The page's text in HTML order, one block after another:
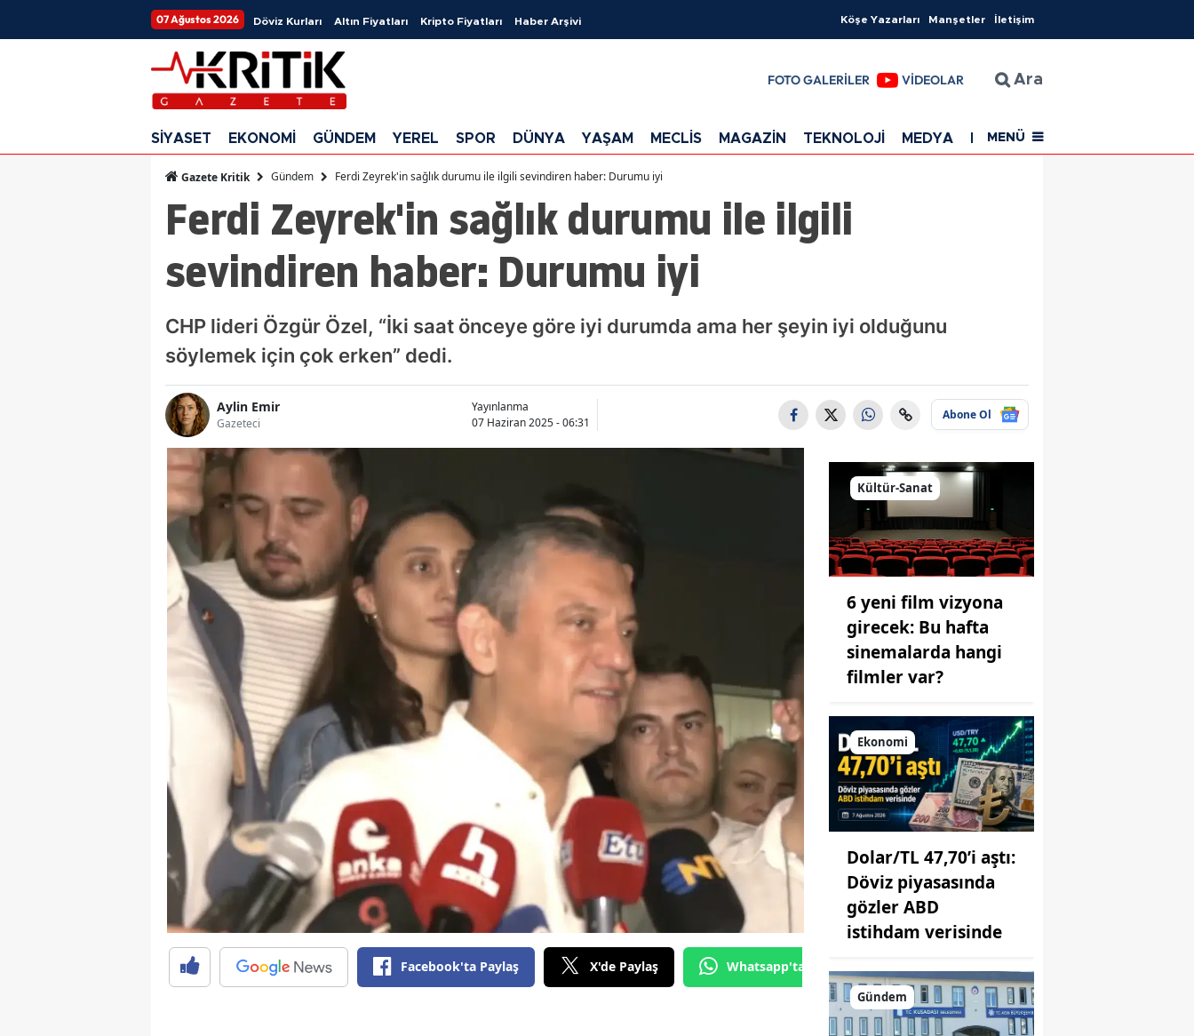
07 Ağustos 2026 Döviz Kurları Altın Fiyatları Kripto Fiyatları Haber Arşivi Köşe Yazarları Manşetler İletişim
FOTO GALERİLER VİDEOLAR Ara
SİYASET EKONOMİ GÜNDEM YEREL SPOR DÜNYA YAŞAM MECLİS MAGAZİN TEKNOLOJİ MEDYA EĞİTİM SAĞLIK
MENÜ
Gazete Kritik Gündem Ferdi Zeyrek'in sağlık durumu ile ilgili sevindiren haber: Durumu iyi
Ferdi Zeyrek'in sağlık durumu ile ilgili
sevindiren haber: Durumu iyi
CHP lideri Özgür Özel, “İki saat önceye göre iyi durumda ama her şeyin iyi olduğunu
söylemek için çok erken” dedi.
Aylin Emir
Gazeteci
Yayınlanma
07 Haziran 2025 - 06:31
Abone Ol
Facebook'ta Paylaş X'de Paylaş Whatsapp'tan Gönder
Kültür-Sanat
6 yeni film vizyona
girecek: Bu hafta
sinemalarda hangi
filmler var?
Ekonomi
Dolar/TL 47,70’i aştı:
Döviz piyasasında
gözler ABD
istihdam verisinde
Gündem